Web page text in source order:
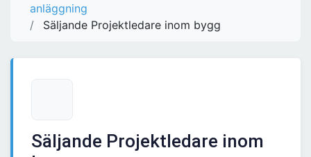
anläggning
Säljande Projektledare inom bygg
Säljande Projektledare inom